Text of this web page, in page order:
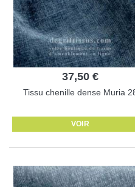
37,50 €
Tissu chenille dense Muria
VOIR